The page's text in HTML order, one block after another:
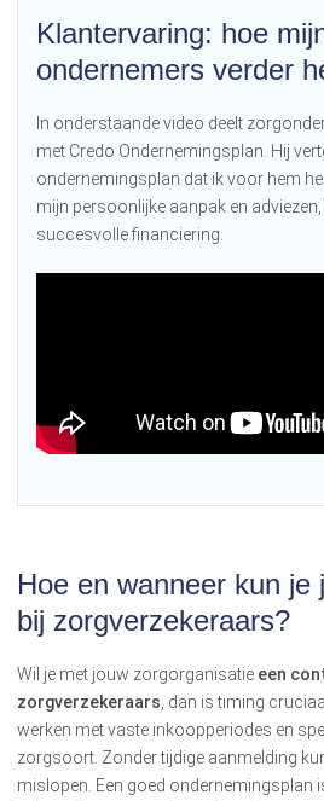
Klantervaring: hoe
ondernemers verder
In onderstaande video deelt
met Credo Ondernemingsplan. Hij
ondernemingsplan dat ik voor hem
mijn persoonlijke aanpak en
succesvolle financiering.
Hoe en wanneer kun je
bij zorgverzekeraars?
Wil je met jouw zorgorganisatie een
zorgverzekeraars , dan is timing
werken met vaste inkoopperiodes en
zorgsoort. Zonder tijdige aanmelding
mislopen. Een goed ondernemingsplan